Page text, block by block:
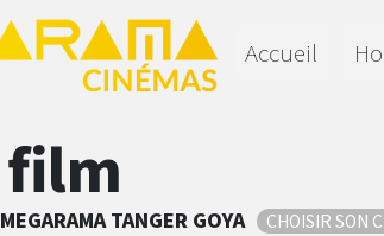
Accueil
film
MEGARAMATANGER GOYA CHOISIR SON